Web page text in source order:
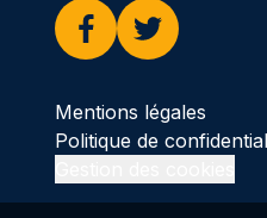
Facebook
Twitter
Mentions légales
Politique de